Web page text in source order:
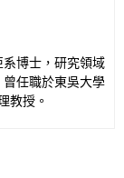
博士，研究領域
任職於東吳大學
教授。